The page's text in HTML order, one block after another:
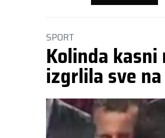
SPORT
Kolinda
izgrlila sve